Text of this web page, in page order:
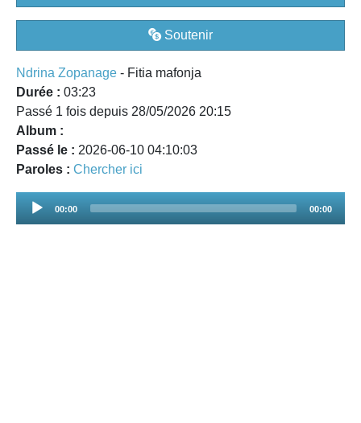
Soutenir
Ndrina Zopanage - Fitia mafonja
Durée : 03:23
Passé 1 fois depuis 28/05/2026 20:15
Album :
Passé le : 2026-06-10 04:10:03
Paroles : Chercher ici
Audio
00:00 00:00